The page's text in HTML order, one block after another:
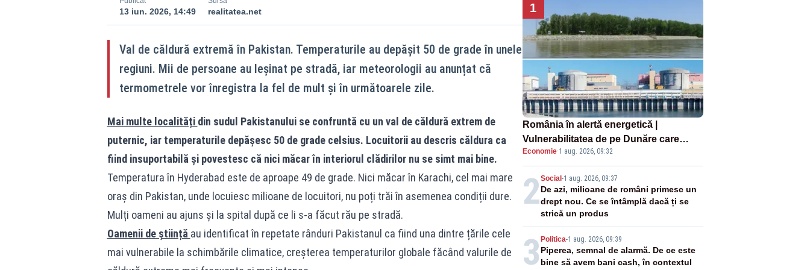
13 iun. 2026, 14:49 realitatea.net
Val de căldură extremă în Pakistan. Temperaturile au depășit 50 de grade în unele
regiuni. Mii de persoane au leșinat pe stradă, iar meteorologii au anunțat că
termometrele vor înregistra la fel de mult și în următoarele zile.
Mai multe localități din sudul Pakistanului se confruntă cu un val de căldură extrem de
puternic, iar temperaturile depășesc 50 de grade celsius. Locuitorii au descris căldura ca
fiind insuportabilă și povestesc că nici măcar în interiorul clădirilor nu se simt mai bine.
Temperatura în Hyderabad este de aproape 49 de grade. Nici măcar în Karachi, cel mai mare
oraș din Pakistan, unde locuiesc milioane de locuitori, nu poți trăi în asemenea condiții dure.
Mulți oameni au ajuns și la spital după ce li s-a făcut rău pe stradă.
Oamenii de știință au identificat în repetate rânduri Pakistanul ca fiind una dintre țările cele
mai vulnerabile la schimbările climatice, creșterea temperaturilor globale făcând valurile de
1
România în alertă energetică |
Vulnerabilitatea de pe Dunăre care
pune în pericol Centrala Cernavodă era
cunoscută de pe vremea lui Ceaușescu
Economie·1 aug. 2026, 09:32
2Social -1 aug. 2026, 09:37
De azi, milioane de români primesc un
drept nou. Ce se întâmplă dacă ți se
strică un produs
3 Politica-1 aug. 2026, 09:39
Piperea, semnal de alarmă. De ce este
bine să avem bani cash, în contextul